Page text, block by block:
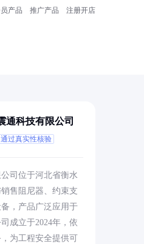
产品 推广产品 注册开店
通科技有限公司
通过真实性核验
司位于河北省衡水
售阻尼器、约束支
，产品广泛应用于
成立于2024年，依
为工程安全提供可